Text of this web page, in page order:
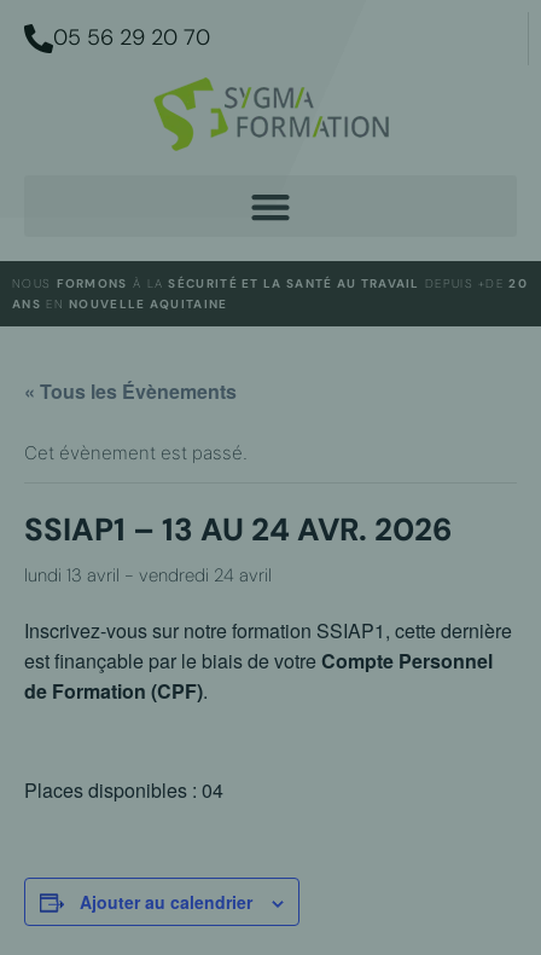
05 56 29 20 70
NOUS FORMONS À LASÉCURITÉ ET LA SANTÉ AU TRAVAIL DEPUIS +DE20
ANS ENNOUVELLE AQUITAINE
« Tous les Évènements
Cet évènement est passé.
SSIAP1 – 13 AU 24 AVR. 2026
lundi 13 avril - vendredi 24 avril
Inscrivez-vous sur notre formation SSIAP1, cette dernière
est finançable par le biais de votre Compte Personnel
de Formation (CPF).
Places disponibles : 04
Ajouter au calendrier